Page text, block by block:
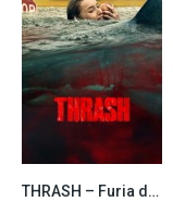
0THRASH – Furia dall’Oceano (2026)